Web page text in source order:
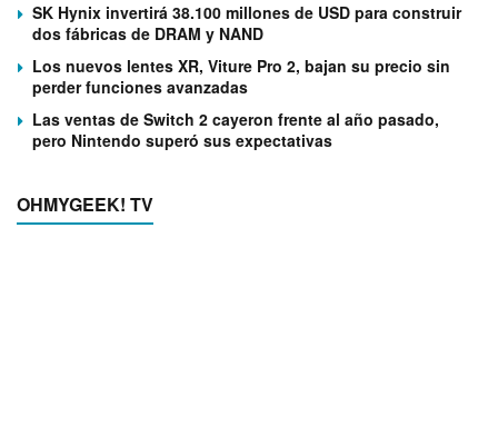
SK Hynix invertirá 38.100 millones de USD para construir
dos fábricas de DRAM y NAND
Los nuevos lentes XR, Viture Pro 2, bajan su precio sin
perder funciones avanzadas
Las ventas de Switch 2 cayeron frente al año pasado,
pero Nintendo superó sus expectativas
OHMYGEEK! TV